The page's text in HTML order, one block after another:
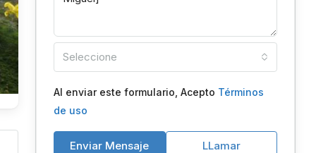
Seleccione
Al enviar este formulario, Acepto Términos
de uso
Enviar Mensaje LLamar